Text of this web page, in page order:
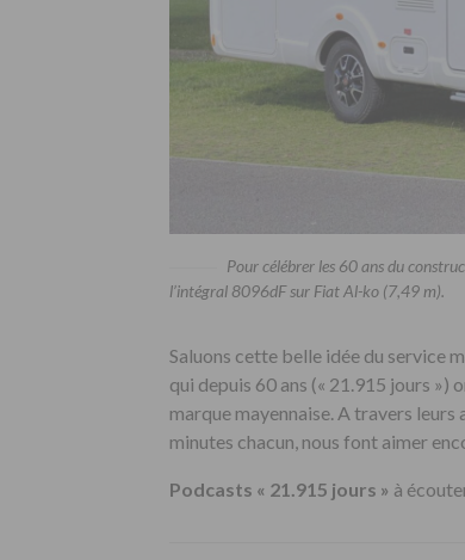
Pour célébrer les 60 ans du
l’intégral 8096dF sur Fiat Al-ko (7,49 m).
Saluons cette belle idée du service
qui depuis 60 ans (« 21.915 jours »)
marque mayennaise. A travers leurs
minutes chacun, nous font aimer
Podcasts « 21.915 jours » à